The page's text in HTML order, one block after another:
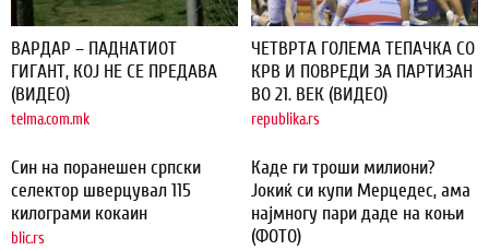
ВАРДАР – ПАДНАТИОТ
ГИГАНТ, КОЈ НЕ СЕ ПРЕДАВА
(ВИДЕО)
telma.com.mk
Син на поранешен српски
селектор шверцувал 115
килограми кокаин
blic.rs
ЧЕТВРТА ГОЛЕМА ТЕПАЧКА СО
КРВ И ПОВРЕДИ ЗА ПАРТИЗАН
ВО 21. ВЕК (ВИДЕО)
republika.rs
Каде ги троши милиони?
Јокиќ си купи Мерцедес, ама
најмногу пари даде на коњи
(ФОТО)